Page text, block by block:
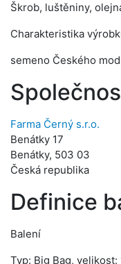
Škrob, luštěniny,
Charakteristika
semeno Českého
Farma Černý s.r.o.
Benátky 17
Benátky, 503 03
Česká republika
Definice
Balení
Typ: Big Bag, velikost: